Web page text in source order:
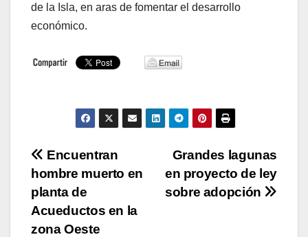
de la Isla, en aras de fomentar el desarrollo
económico.
Navegación
de
entradas
Grandes lagunas
en proyecto de ley
sobre adopción
Encuentran
hombre muerto en
planta de
Acueductos en la
zona Oeste